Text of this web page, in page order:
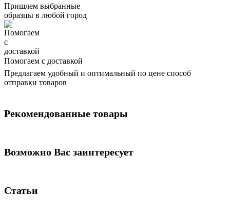
Пришлем выбранные
образцы в любой город
Помогаем с доставкой
Предлагаем удобный и оптимальный по цене способ
отправки товаров
Рекомендованные товары
Возможно Вас заинтересует
Статьи